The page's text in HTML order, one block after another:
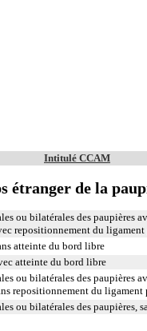
Intitulé CCAM
étranger de la
ou bilatérales des paupières
repositionnement du
atteinte du bord libre
atteinte du bord libre
ou bilatérales des paupières
repositionnement du ligament
ou bilatérales des paupières,